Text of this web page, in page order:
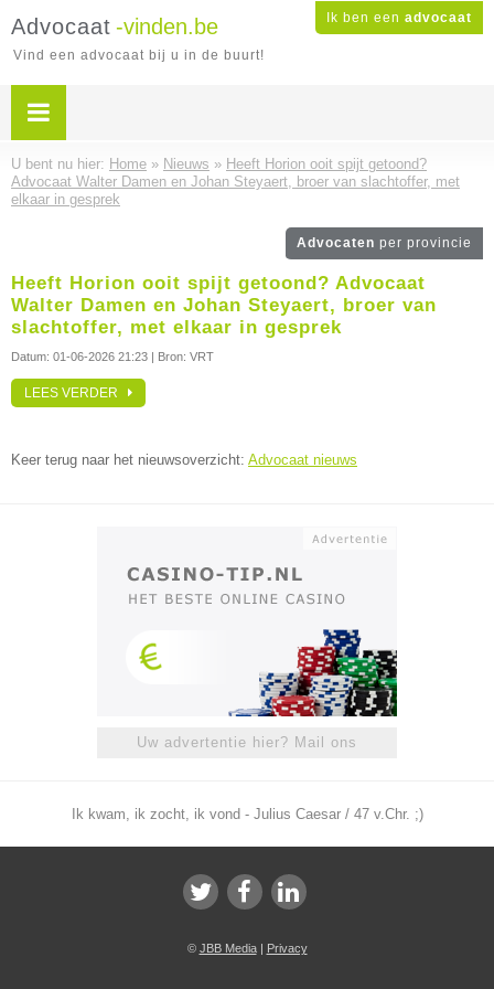
Ik ben een advocaat
Advocaat -vinden.be
Vind een advocaat bij u in de buurt!
U bent nu hier: Home » Nieuws » Heeft Horion ooit spijt getoond?
Advocaat Walter Damen en Johan Steyaert, broer van slachtoffer, met
elkaar in gesprek
Advocaten per provincie
Heeft Horion ooit spijt getoond? Advocaat
Walter Damen en Johan Steyaert, broer van
slachtoffer, met elkaar in gesprek
Datum: 01-06-2026 21:23 | Bron: VRT
LEES VERDER
Keer terug naar het nieuwsoverzicht: Advocaat nieuws
Uw advertentie hier? Mail ons
Ik kwam, ik zocht, ik vond - Julius Caesar / 47 v.Chr. ;)
© JBB Media| Privacy